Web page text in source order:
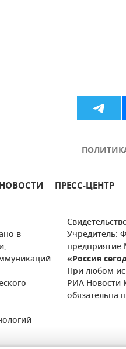
НОВОСТИ ПРЕСС-ЦЕНТР
в
Учредитель:
«Россия
При любом
РИА Новости
обязательна